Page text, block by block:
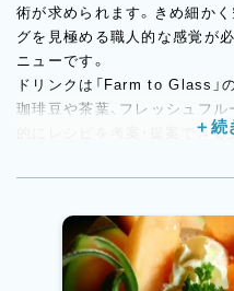
術が求められます。きめ細か
グを見極める職人的な感覚が
ニューです。
ドリンクは「Farm to Glass」
珈琲豆や茶葉、フレッシュフ
的にレシピを考案・提案でき
ンパクトも重視するため、製
かき氷は夏季限定のスペシャ
コンフィチュール仕込みから
身がアイデアを出しながら作